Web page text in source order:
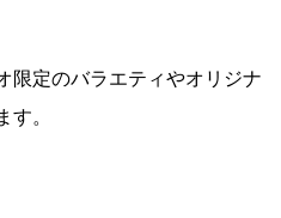
限定のバラエティやオリジナ
す。